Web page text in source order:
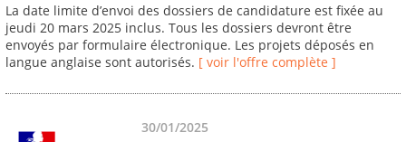
La date limite d’envoi des dossiers de candidature est fixée au
jeudi 20 mars 2025 inclus. Tous les dossiers devront être
envoyés par formulaire électronique. Les projets déposés en
langue anglaise sont autorisés. [ voir l'offre complète ]
30/01/2025